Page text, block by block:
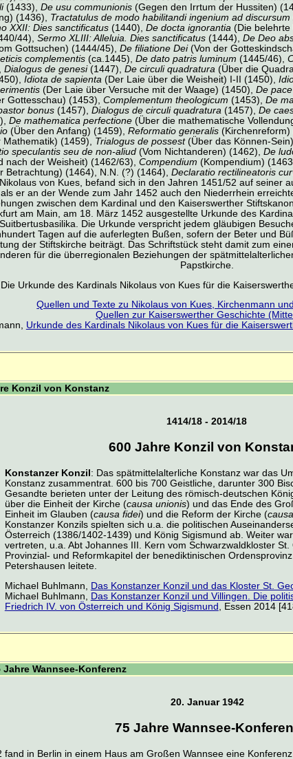
(1433),De usu communionis (Gegen den Irrtum der Hussiten)
(1436), Tractatulus de modo habilitandi ingenium ad discursum
XXII: Dies sanctificatus(1440), De docta ignorantia (Die belehrte
44),Sermo XLIII: Alleluia. Dies sanctificatus (1444),De Deo
Gottsuchen) (1444/45), De filiatione Dei(Von der
complementis (ca.1445),De dato patris luminum (1445/46),
Dialogus de genesi(1447), De circuli quadratura (Über die
Idiota de sapienta (Der Laie über die Weisheit) I-II (1450),
(Der Laie über Versuche mit der Waage) (1450),De
Gottesschau) (1453),Complementum theologicum (1453),De
bonus(1457), Dialogus de circuli quadratura (1457), De
De mathematica perfectione(Über die mathematische
(Über den Anfang) (1459),Reformatio generalis
(1459), Trialogus de possest(Über das Können-
speculantis seu de non-aliud(Vom Nichtanderen) (1462), De
nach der Weisheit) (1462/63), Compendium (Kompendium)
Betrachtung) (1464), N.N. (?) (1464),Declaratio rectilineatoris
von Kues, befand sich in den Jahren 1451/52 auf seiner
er an der Wende zum Jahr 1452 auch den Niederrhein
zwischen dem Kardinal und den Kaiserswerther
am Main, am 18. März 1452 ausgestellte Urkunde des
Die Urkunde verspricht jedem gläubigen
Tagen auf die auferlegten Bußen, sofern der Beter und
der Stiftskirche beiträgt. Das Schriftstück steht damit zum
für die überregionalen Beziehungen der
Papstkirche.
Urkunde des Kardinals Nikolaus von Kues für die
Quellen und Texte zu Nikolaus von Kues, Kirchenmann
Quellen zur Kaiserswerther Geschichte
Urkunde des Kardinals Nikolaus von Kues für die
Konzil von Konstanz
1414/18 - 2014/18
600 Jahre Konzil von
Konstanzer Konzil : Das spätmittelalterliche Konstanz war das
Konstanz zusammentrat. 600 bis 700 Geistliche, darunter 300
Gesandte berieten unter der Leitung des römisch-deutschen
über die Einheit der Kirche (causa unionis) und das Ende des
Einheit im Glauben (causa fidei) und die Reform der Kirche (
Konstanzer Konzils spielten sich u.a. die politischen
Österreich (1386/1402-1439) und König Sigismund ab. Weiter
vertreten, u.a. Abt Johannes III. Kern vom Schwarzwaldkloster
Provinzial- und Reformkapitel der benediktinischen
Petershausen leitete.
Michael Buhlmann, Das Konstanzer Konzil und das Kloster St.
Michael Buhlmann, Das Konstanzer Konzil und Villingen. Die
Friedrich IV. von Österreich und König Sigismund , Essen 2014
Jahre Wannsee-Konferenz
20. Januar 1942
75 Jahre Wannsee-
fand in Berlin in einem Haus am Großen Wannsee eine